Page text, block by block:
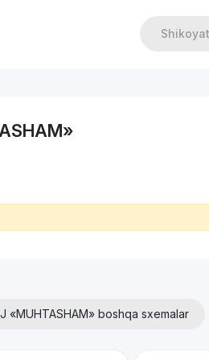
«MUHTASHAM» boshqa sxemalar